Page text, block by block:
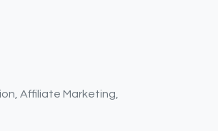
Affiliate Marketing,